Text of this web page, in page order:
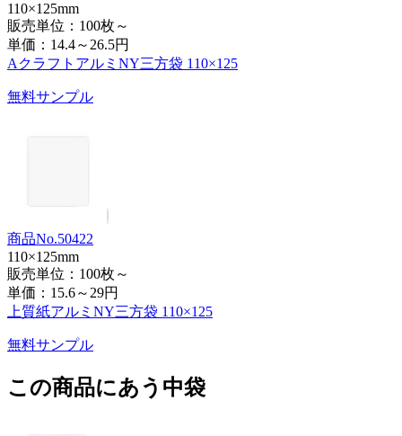
110×125mm
販売単位：100枚～
単価： 14.4～26.5円
AクラフトアルミNY三方袋 110×125
無料サンプル
商品No.50422
110×125mm
販売単位：100枚～
単価： 15.6～29円
上質紙アルミNY三方袋 110×125
無料サンプル
この商品にあう中袋